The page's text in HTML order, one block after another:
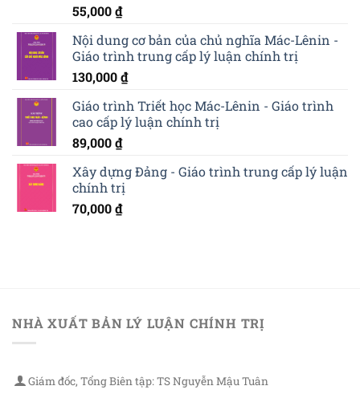
55,000₫
Nội dung cơ bản của chủ nghĩa Mác-Lênin -
Giáo trình trung cấp lý luận chính trị
130,000₫
Giáo trình Triết học Mác-Lênin - Giáo trình
cao cấp lý luận chính trị
89,000₫
Xây dựng Đảng - Giáo trình trung cấp lý luận
chính trị
70,000₫
NHÀ XUẤT BẢN LÝ LUẬN CHÍNH TRỊ
Giám đốc, Tổng Biên tập: TS Nguyễn Mậu Tuân